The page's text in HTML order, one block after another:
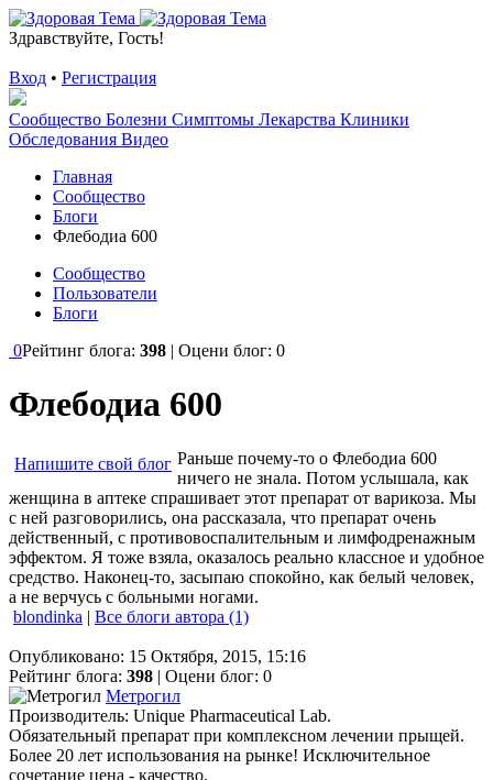
Здравствуйте, Гость!
Вход • Регистрация
Сообщество Болезни Симптомы Лекарства Клиники
Обследования Видео
Главная
Сообщество
Блоги
Флебодиа 600
Сообщество
Пользователи
Блоги
0Рейтинг блога: 398 | Оцени блог: 0
Флебодиа 600
Напишите свой блог Раньше почему-то о Флебодиа 600
ничего не знала. Потом услышала, как
женщина в аптеке спрашивает этот препарат от варикоза. Мы
с ней разговорились, она рассказала, что препарат очень
действенный, с противовоспалительным и лимфодренажным
эффектом. Я тоже взяла, оказалось реально классное и удобное
средство. Наконец-то, засыпаю спокойно, как белый человек,
а не верчусь с больными ногами.
blondinka | Все блоги автора (1)
Опубликовано: 15 Октября, 2015, 15:16
Рейтинг блога: 398 | Оцени блог: 0
Метрогил
Производитель: Unique Pharmaceutical Lab.
Обязательный препарат при комплексном лечении прыщей.
Более 20 лет использования на рынке! Исключительное
сочетание цена - качество.